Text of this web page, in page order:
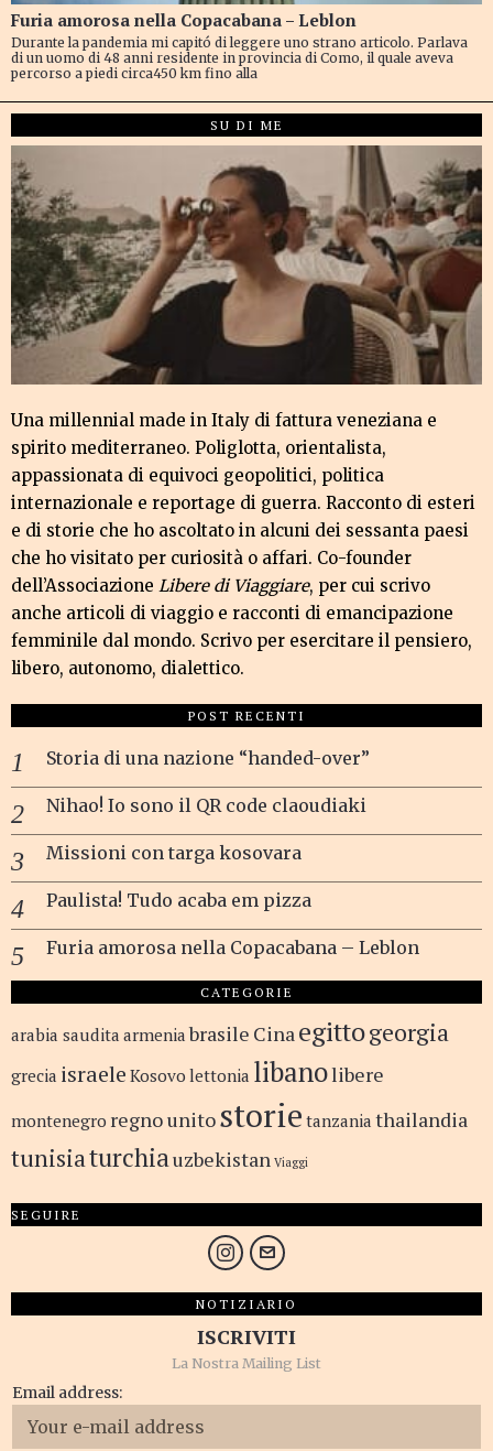
Furia amorosa nella Copacabana – Leblon
Durante la pandemia mi capitó di leggere uno strano articolo. Parlava
di un uomo di 48 anni residente in provincia di Como, il quale aveva
percorso a piedi circa450 km fino alla
SU DI ME
Una millennial made in Italy di fattura veneziana e
spirito mediterraneo. Poliglotta, orientalista,
appassionata di equivoci geopolitici, politica
internazionale e reportage di guerra. Racconto di esteri
e di storie che ho ascoltato in alcuni dei sessanta paesi
che ho visitato per curiosità o affari. Co-founder
dell’Associazione Libere di Viaggiare, per cui scrivo
anche articoli di viaggio e racconti di emancipazione
femminile dal mondo. Scrivo per esercitare il pensiero,
libero, autonomo, dialettico.
POST RECENTI
Storia di una nazione “handed-over”
Nihao! Io sono il QR code claoudiaki
Missioni con targa kosovara
Paulista! Tudo acaba em pizza
Furia amorosa nella Copacabana – Leblon
CATEGORIE
arabia saudita armenia brasile Cinaegittogeorgia
grecia israele Kosovo lettonia libanolibere
montenegro regno unitostorie tanzania thailandia
tunisiaturchiauzbekistan Viaggi
SEGUIRE
NOTIZIARIO
ISCRIVITI
La Nostra Mailing List
Email address: